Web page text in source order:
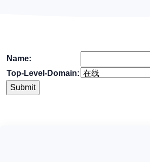
Name:
Top-Level-Domain: